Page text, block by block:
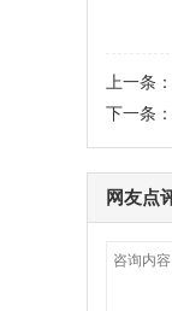
上一条：
下一条：